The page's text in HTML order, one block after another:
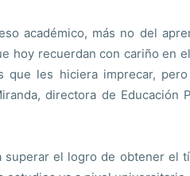
académico, más no del
hoy recuerdan con cariño en
que les hiciera imprecar,
directora de
superar el logro de obtener